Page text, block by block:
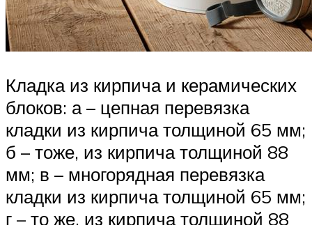
Кладка из кирпича и керамических
блоков: а – цепная перевязка
кладки из кирпича толщиной 65 мм;
б – тоже, из кирпича толщиной 88
мм; в – многорядная перевязка
кладки из кирпича толщиной 65 мм;
г – то же, из кирпича толщиной 88